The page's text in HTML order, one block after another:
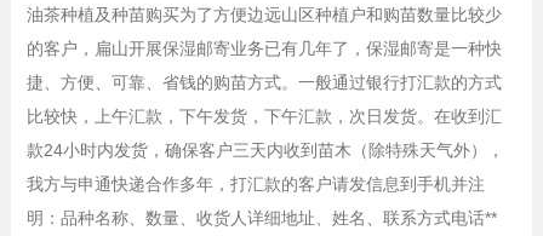
油茶种植及种苗购买为了方便边远山区种植户和购苗数量比较少
的客户，扁山开展保湿邮寄业务已有几年了，保湿邮寄是一种快
捷、方便、可靠、省钱的购苗方式。一般通过银行打汇款的方式
比较快，上午汇款，下午发货，下午汇款，次日发货。在收到汇
款24小时内发货，确保客户三天内收到苗木（除特殊天气外），
我方与申通快递合作多年，打汇款的客户请发信息到手机并注
明：品种名称、数量、收货人详细地址、姓名、联系方式电话**